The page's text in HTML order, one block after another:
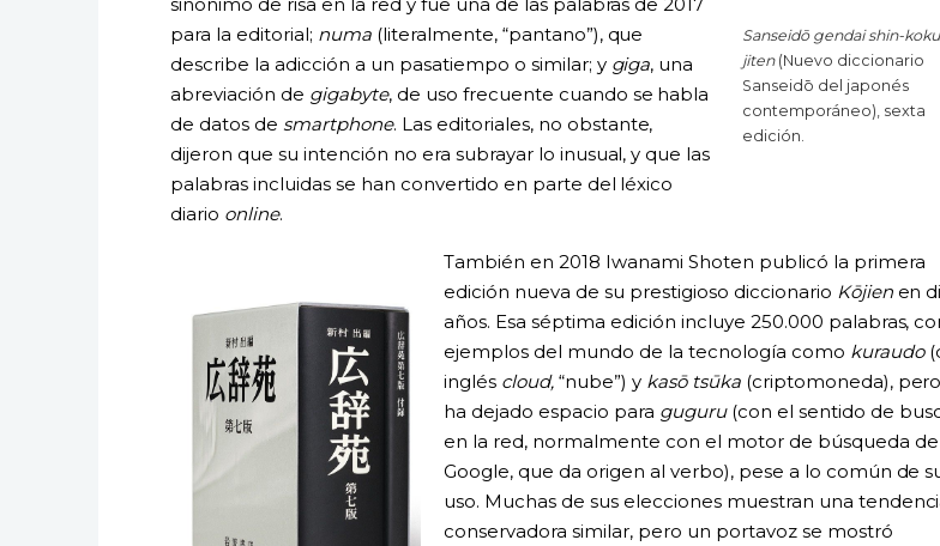
Sanseidō gendai shin-
jiten(Nuevo diccionario
Sanseidō del japonés
contemporáneo), sexta
edición.
para la editorial; numa(literalmente, “pantano”), que
describe la adicción a un pasatiempo o similar; y giga, una
abreviación de gigabyte, de uso frecuente cuando se habla
de datos de smartphone. Las editoriales, no obstante,
dijeron que su intención no era subrayar lo inusual, y que las
palabras incluidas se han convertido en parte del léxico
diario online.
También en 2018 Iwanami Shoten publicó la primera
edición nueva de su prestigioso diccionario Kōjienen
años. Esa séptima edición incluye 250.000 palabras,
ejemplos del mundo de la tecnología como kuraudo
inglés cloud,“nube”) y kasō tsūka(criptomoneda),
ha dejado espacio para guguru(con el sentido de
en la red, normalmente con el motor de búsqueda de
Google, que da origen al verbo), pese a lo común de
uso. Muchas de sus elecciones muestran una
conservadora similar, pero un portavoz se mostró